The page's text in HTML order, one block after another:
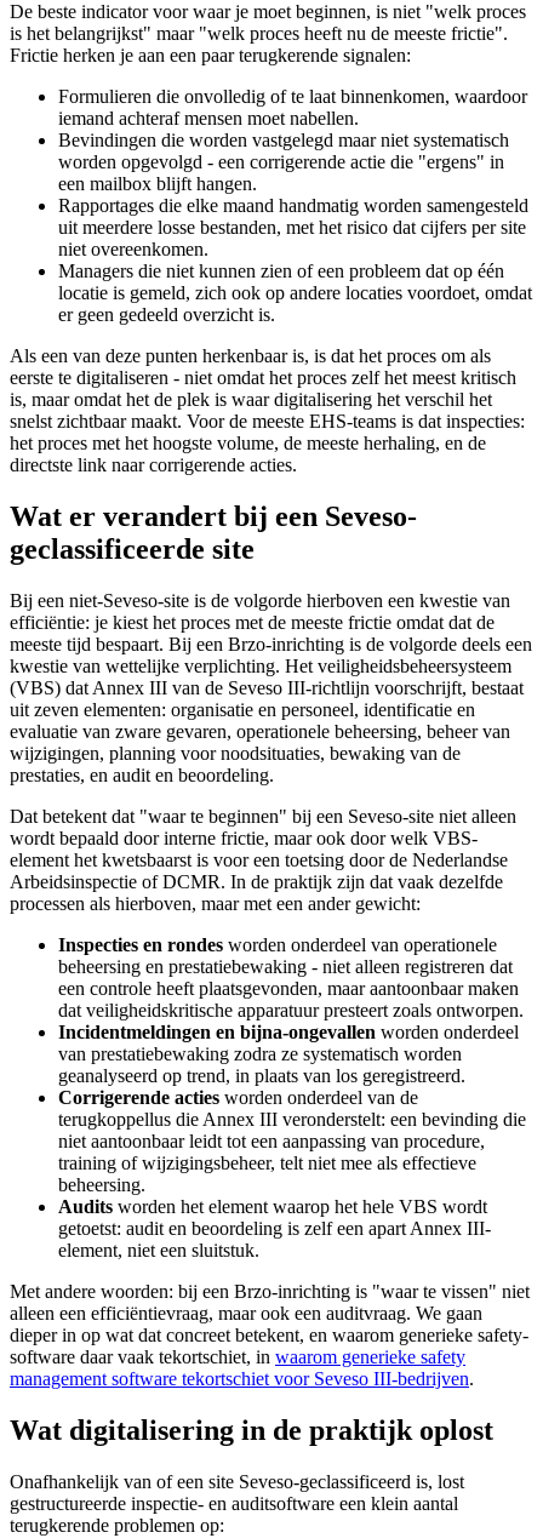
De beste indicator voor waar je moet beginnen, is niet "welk proces
is het belangrijkst" maar "welk proces heeft nu de meeste frictie".
Frictie herken je aan een paar terugkerende signalen:
Formulieren die onvolledig of te laat binnenkomen, waardoor
iemand achteraf mensen moet nabellen.
Bevindingen die worden vastgelegd maar niet systematisch
worden opgevolgd - een corrigerende actie die "ergens" in
een mailbox blijft hangen.
Rapportages die elke maand handmatig worden samengesteld
uit meerdere losse bestanden, met het risico dat cijfers per site
niet overeenkomen.
Managers die niet kunnen zien of een probleem dat op één
locatie is gemeld, zich ook op andere locaties voordoet, omdat
er geen gedeeld overzicht is.
Als een van deze punten herkenbaar is, is dat het proces om als
eerste te digitaliseren - niet omdat het proces zelf het meest kritisch
is, maar omdat het de plek is waar digitalisering het verschil het
snelst zichtbaar maakt. Voor de meeste EHS-teams is dat inspecties:
het proces met het hoogste volume, de meeste herhaling, en de
directste link naar corrigerende acties.
Wat er verandert bij een Seveso-
geclassificeerde site
Bij een niet-Seveso-site is de volgorde hierboven een kwestie van
efficiëntie: je kiest het proces met de meeste frictie omdat dat de
meeste tijd bespaart. Bij een Brzo-inrichting is de volgorde deels een
kwestie van wettelijke verplichting. Het veiligheidsbeheersysteem
(VBS) dat Annex III van de Seveso III-richtlijn voorschrijft, bestaat
uit zeven elementen: organisatie en personeel, identificatie en
evaluatie van zware gevaren, operationele beheersing, beheer van
wijzigingen, planning voor noodsituaties, bewaking van de
prestaties, en audit en beoordeling.
Dat betekent dat "waar te beginnen" bij een Seveso-site niet alleen
wordt bepaald door interne frictie, maar ook door welk VBS-
element het kwetsbaarst is voor een toetsing door de Nederlandse
Arbeidsinspectie of DCMR. In de praktijk zijn dat vaak dezelfde
processen als hierboven, maar met een ander gewicht:
Inspecties en rondes worden onderdeel van operationele
beheersing en prestatiebewaking - niet alleen registreren dat
een controle heeft plaatsgevonden, maar aantoonbaar maken
dat veiligheidskritische apparatuur presteert zoals ontworpen.
Incidentmeldingen en bijna-ongevallen worden onderdeel
van prestatiebewaking zodra ze systematisch worden
geanalyseerd op trend, in plaats van los geregistreerd.
Corrigerende acties worden onderdeel van de
terugkoppellus die Annex III veronderstelt: een bevinding die
niet aantoonbaar leidt tot een aanpassing van procedure,
training of wijzigingsbeheer, telt niet mee als effectieve
beheersing.
Audits worden het element waarop het hele VBS wordt
getoetst: audit en beoordeling is zelf een apart Annex III-
element, niet een sluitstuk.
Met andere woorden: bij een Brzo-inrichting is "waar te vissen" niet
alleen een efficiëntievraag, maar ook een auditvraag. We gaan
dieper in op wat dat concreet betekent, en waarom generieke safety-
software daar vaak tekortschiet, in waarom generieke safety
management software tekortschiet voor Seveso III-bedrijven.
Wat digitalisering in de praktijk oplost
Onafhankelijk van of een site Seveso-geclassificeerd is, lost
gestructureerde inspectie- en auditsoftware een klein aantal
terugkerende problemen op: